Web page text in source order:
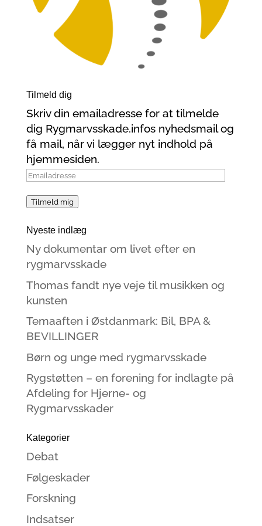
Tilmeld dig
Skriv din emailadresse for at tilmelde
dig Rygmarvsskade.infos nyhedsmail og
få mail, når vi lægger nyt indhold på
hjemmesiden.
Emailadresse
Tilmeld mig
Nyeste indlæg
Ny dokumentar om livet efter en
rygmarvsskade
Thomas fandt nye veje til musikken og
kunsten
Temaaften i Østdanmark: Bil, BPA &
BEVILLINGER
Børn og unge med rygmarvsskade
Rygstøtten – en forening for indlagte på
Afdeling for Hjerne- og
Rygmarvsskader
Kategorier
Debat
Følgeskader
Forskning
Indsatser